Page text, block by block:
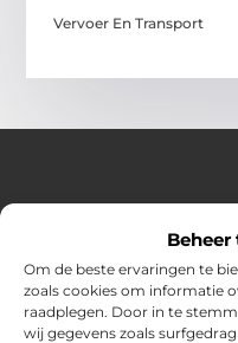
Om de beste ervaringen te
zoals cookies om informatie
raadplegen. Door in te
wij gegevens zoals
Vervoer En Transport
Jouw bron voor inspiratie
dagelijks leven.
Verken een gevarieerde
handige adviezen en
optimaal te benutten.